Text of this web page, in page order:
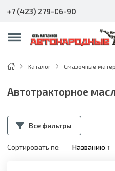
+7 (423) 279-06-90
Каталог Смазочные
Автотракторное
Все фильтры
Сортировать по: Названию ↑